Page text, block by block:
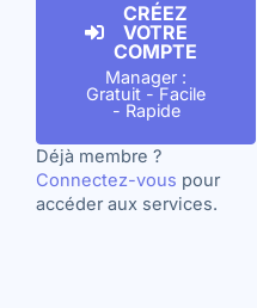
CRÉEZ
VOTRE
COMPTE
Manager :
Gratuit - Facile
- Rapide
Déjà membre ?
Connectez-vous pour
accéder aux services.